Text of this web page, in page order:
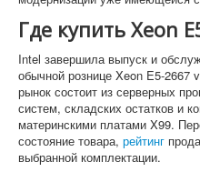
Где купить Xeon
Intel завершила выпуск и
обычной рознице Xeon E5-2667
рынок состоит из серверных
систем, складских остатков и
материнскими платами X99.
состояние товара, рейтинг
выбранной комплектации.